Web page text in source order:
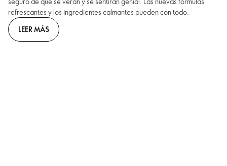
refrescantes y los ingredientes calmantes pueden con todo.
LEER MÁS